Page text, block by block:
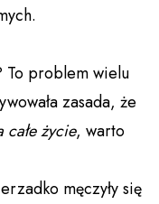
To problem wielu
zasada, że
całe życie, warto
męczyły się